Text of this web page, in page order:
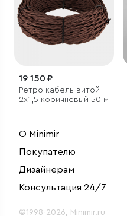
19 150 ₽
Ретро кабель витой
2х1,5 коричневый 50 м
О Minimir
Покупателю
Дизайнерам
Консультация 24/7
©1998-2026, Minimir.ru